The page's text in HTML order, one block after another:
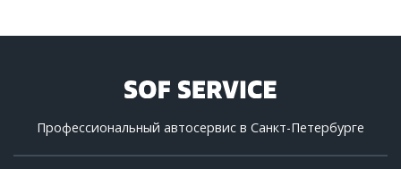
Профессиональный автосервис в Санкт-Петербурге